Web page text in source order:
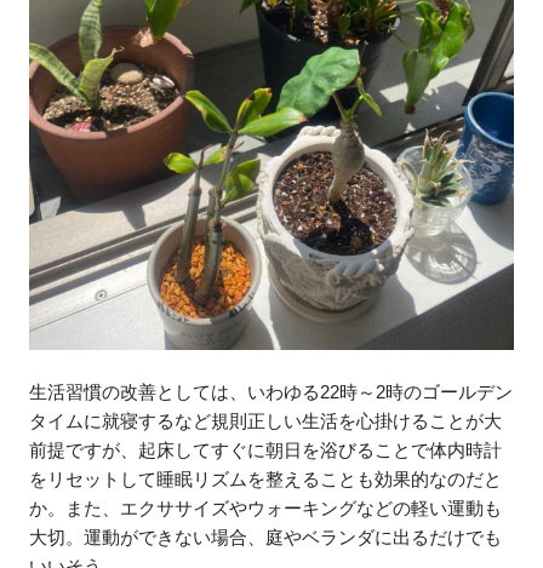
生活習慣の改善としては、いわゆる22時～2時のゴールデン
タイムに就寝するなど規則正しい生活を心掛けることが大
前提ですが、起床してすぐに朝日を浴びることで体内時計
をリセットして睡眠リズムを整えることも効果的なのだと
か。また、エクササイズやウォーキングなどの軽い運動も
大切。運動ができない場合、庭やベランダに出るだけでも